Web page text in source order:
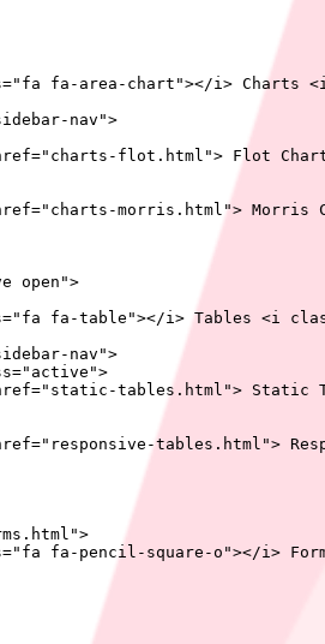
fa-area-chart"></i> Charts
nav">
flot.html"> Flot
morris.html"> Morris
open">
fa-table"></i> Tables <i
nav">
tables.html"> Static
tables.html">
fa-pencil-square-o"></i>